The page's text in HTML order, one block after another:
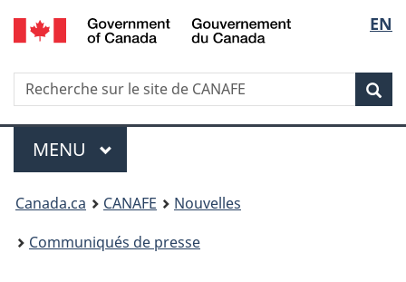
Passer
au
principal
Passer
à
sujet
du
gouvernement
Passer
à
version
HTML
simplifiée
de
la
EN
Recherche
Recherche
sur
le
site
Menu
MENU PRINCIPAL
Vous
êtes
Canada.ca CANAFE
Nouvelles
Communiqués de presse